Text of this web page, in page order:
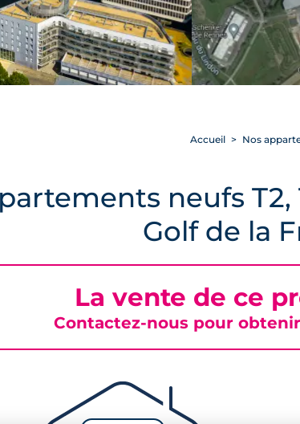
Accueil Nos
neufs T2,
Golf de la
La vente de ce
Contactez-nous pour